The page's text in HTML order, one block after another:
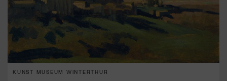
KUNST MUSEUM WINTERTHUR